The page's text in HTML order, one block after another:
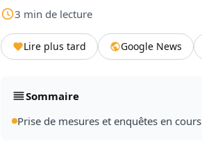
3 min de lecture
Lire plus tard Google News
Sommaire
Prise de mesures et enquêtes en cours